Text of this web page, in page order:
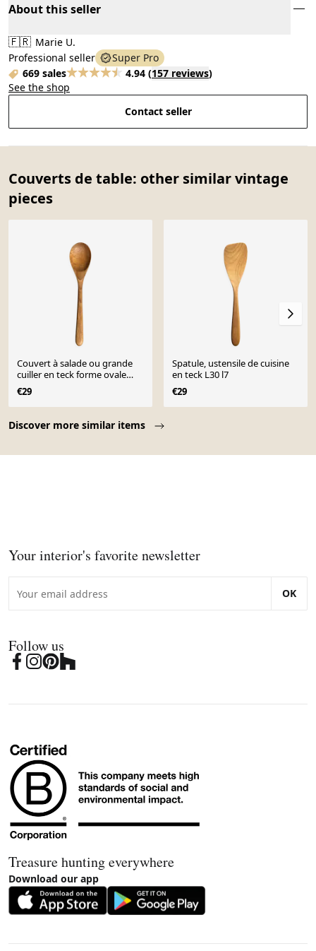
About this seller
🇫🇷 Marie U.
Professional seller
Super Pro
669 sales
4.94 (157 reviews)
See the shop
Contact seller
Couverts de table: other similar vintage
pieces
Discover more similar items
Couvert à salade ou grande
cuiller en teck forme ovale
allongée L28 D6x8
€29
Spatule, ustensile de cuisine
en teck L30 l7
€29
Your interior's favorite newsletter
OK
Follow us
Treasure hunting everywhere
Download our app